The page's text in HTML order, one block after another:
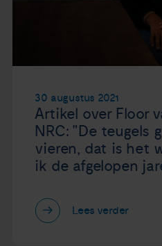
30 augustus 2021
Artikel over Floor
NRC: "De teugels
vieren, dat is het
ik de afgelopen
Lees verder